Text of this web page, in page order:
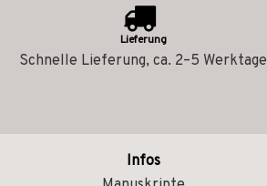
Lieferung
Schnelle Lieferung, ca. 2–5 Werktage
Infos